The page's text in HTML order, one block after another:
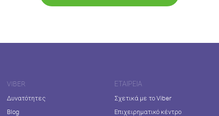
VIBER
Δυνατότητες
Blog
ΕΤΑΙΡΕΊΑ
Σχετικά με το Viber
Επιχειρηματικό κέντρο